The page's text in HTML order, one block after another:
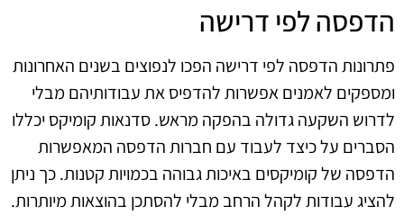
הדפסה לפי דרישה
פתרונות הדפסה לפי דרישה הפכו לנפוצים בשנים האחרונות
ומספקים לאמנים אפשרות להדפיס את עבודותיהם מבלי
לדרוש השקעה גדולה בהפקה מראש. סדנאות קומיקס יכללו
הסברים על כיצד לעבוד עם חברות הדפסה המאפשרות
הדפסה של קומיקסים באיכות גבוהה בכמויות קטנות. כך ניתן
להציג עבודות לקהל הרחב מבלי להסתכן בהוצאות מיותרות.